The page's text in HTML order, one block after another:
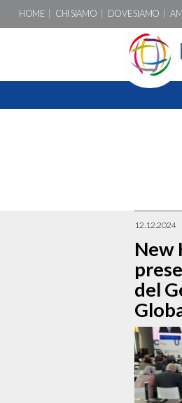
HOME CHI SIAMO DOVE SIAMO
12.12.2024
New
del